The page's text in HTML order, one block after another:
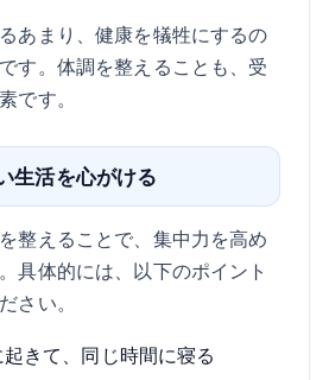
あまり、健康を犠牲にするの
す。体調を整えることも、受
です。
生活を心がける
整えることで、集中力を高め
具体的には、以下のポイント
さい。
きて、同じ時間に寝る